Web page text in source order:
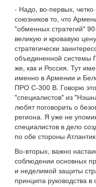
- Надо, во-первых,
союзников то, что
"обменных стратегий"
великую и кровавую
стратегически
объединенной системы
же, как и Россия. Тут
именно в Армении и
ПРО С-300 В. Говорю
"специалистов" из
любят поговорить о
региона. Я уже не
специалистов в дело
по обе стороны
Во-вторых, важно
соблюдении основных
и неделимой защиты
принципа руководства